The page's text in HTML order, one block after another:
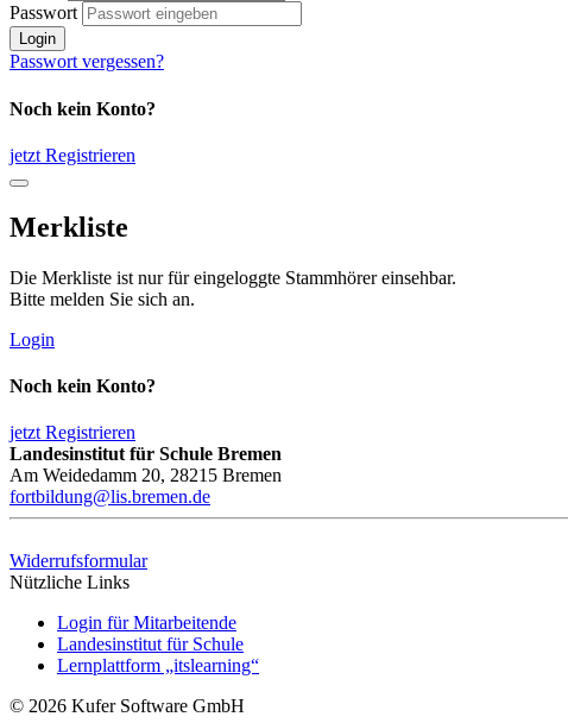
Passwort
Login
Passwort vergessen?
Noch kein Konto?
jetzt Registrieren
Merkliste
Die Merkliste ist nur für eingeloggte Stammhörer einsehbar.
Bitte melden Sie sich an.
Login
Noch kein Konto?
jetzt Registrieren
Landesinstitut für Schule Bremen
Am Weidedamm 20, 28215 Bremen
fortbildung@lis.bremen.de
Widerrufsformular
Nützliche Links
Login für Mitarbeitende
Landesinstitut für Schule
Lernplattform „itslearning“
© 2026 Kufer Software GmbH